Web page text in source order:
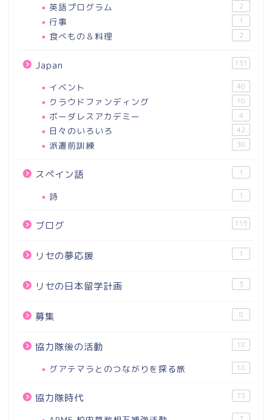
英語プログラム 2
行事 1
食べもの＆料理 2
Japan 131
イベント 40
クラウドファンディング 10
ボーダレスアカデミー 4
日々のいろいろ 42
派遣前訓練 38
スペイン語 1
詩 1
ブログ 115
リセの夢応援 1
リセの日本留学計画 3
募集 8
協力隊後の活動 18
グアテマラとのつながりを探る旅 18
協力隊時代 73